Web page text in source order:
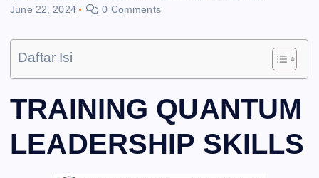
June 22, 2024
0 Comments
Daftar Isi
TRAINING QUANTUM
LEADERSHIP SKILLS